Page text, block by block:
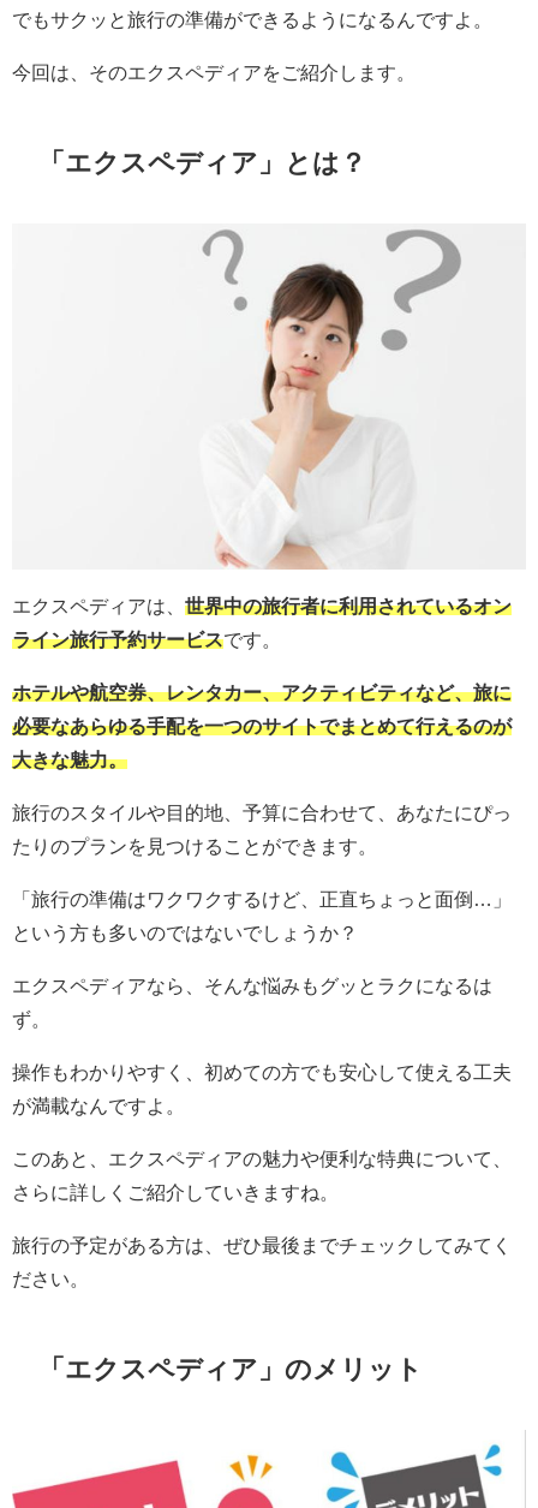
でもサクッと旅行の準備ができるようになるんですよ。
今回は、そのエクスペディアをご紹介します。
「エクスペディア」とは？
エクスペディアは、 世界中の旅行者に利用されているオン
ライン旅行予約サービスです。
ホテルや航空券、レンタカー、アクティビティなど、旅に
必要なあらゆる手配を一つのサイトでまとめて行えるのが
大きな魅力。
旅行のスタイルや目的地、予算に合わせて、あなたにぴっ
たりのプランを見つけることができます。
「旅行の準備はワクワクするけど、正直ちょっと面倒…」
という方も多いのではないでしょうか？
エクスペディアなら、そんな悩みもグッとラクになるは
ず。
操作もわかりやすく、初めての方でも安心して使える工夫
が満載なんですよ。
このあと、エクスペディアの魅力や便利な特典について、
さらに詳しくご紹介していきますね。
旅行の予定がある方は、ぜひ最後までチェックしてみてく
ださい。
「エクスペディア」のメリット